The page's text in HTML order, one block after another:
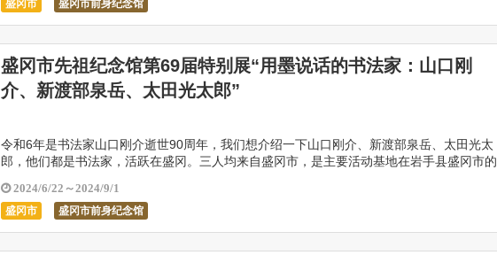
盛冈市 盛冈市前身纪念馆
盛冈市先祖纪念馆第69届特别展“用墨说话的书法家：山口刚
介、新渡部泉岳、太田光太郎”
令和6年是书法家山口刚介逝世90周年，我们想介绍一下山口刚介、新渡部泉岳、太田光太
郎，他们都是书法家，活跃在盛冈。三人均来自盛冈市，是主要活动基地在岩手县盛冈市的
2024/6/22～2024/9/1
盛冈市 盛冈市前身纪念馆